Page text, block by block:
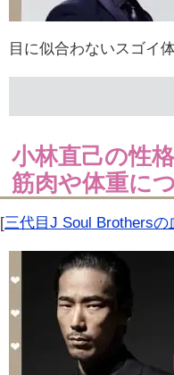
目に似合わないスゴイ
小林直己の性
筋肉や体重に
[三代目J Soul Brothersの